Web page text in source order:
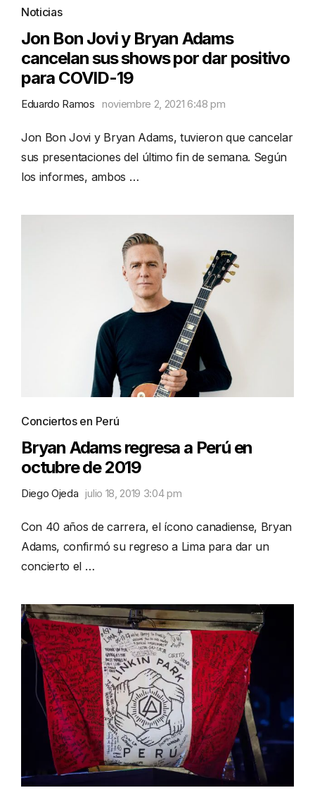
Noticias
Jon Bon Jovi y Bryan Adams
cancelan sus shows por dar positivo
para COVID-19
Eduardo Ramos noviembre 2, 2021 6:48 pm
Jon Bon Jovi y Bryan Adams, tuvieron que cancelar
sus presentaciones del último fin de semana. Según
los informes, ambos …
Conciertos en Perú
Bryan Adams regresa a Perú en
octubre de 2019
Diego Ojeda julio 18, 2019 3:04 pm
Con 40 años de carrera, el ícono canadiense, Bryan
Adams, confirmó su regreso a Lima para dar un
concierto el …